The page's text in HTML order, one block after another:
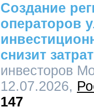
Создание
операторов
снизит
инвесторов
12.07.2026,
147